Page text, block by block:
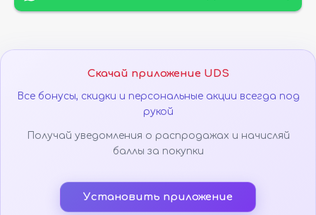
Скачай приложение UDS
Все бонусы, скидки и персональные акции всегда под
рукой
Получай уведомления о распродажах и начисляй
баллы за покупки
Установить приложение